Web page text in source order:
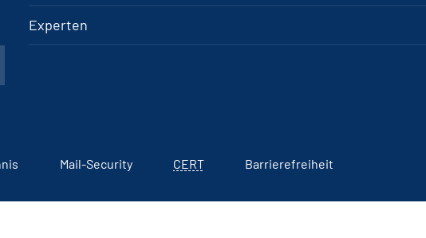
Experten
Mail-Security CERT Barrierefreiheit